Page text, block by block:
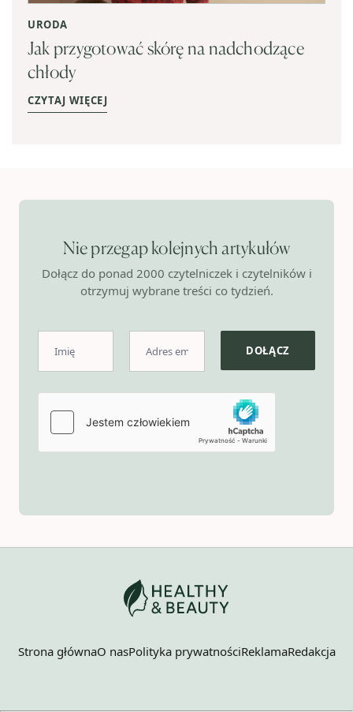
URODA
Jak przygotować skórę na nadchodzące
chłody
CZYTAJ WIĘCEJ
Nie przegap kolejnych artykułów
Dołącz do ponad 2000 czytelniczek i czytelników i
otrzymuj wybrane treści co tydzień.
Strona głównaO nasPolityka prywatnościReklamaRedakcja